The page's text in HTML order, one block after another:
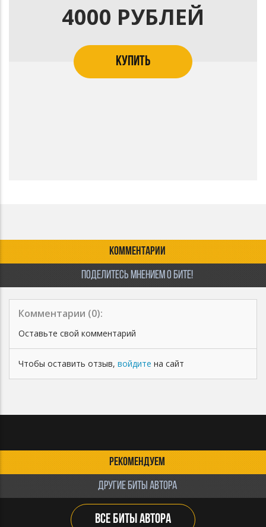
4000 РУБЛЕЙ
КУПИТЬ
КОММЕНТАРИИ
ПОДЕЛИТЕСЬ МНЕНИЕМ О БИТЕ!
Комментарии (0):
Оставьте свой комментарий
Чтобы оставить отзыв, войдите на сайт
РЕКОМЕНДУЕМ
ДРУГИЕ БИТЫ АВТОРА
ВСЕ БИТЫ АВТОРА